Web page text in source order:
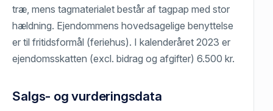
træ, mens tagmaterialet består af tagpap med stor
hældning. Ejendommens hovedsagelige benyttelse
er til fritidsformål (feriehus). I kalenderåret 2023 er
ejendomsskatten (excl. bidrag og afgifter) 6.500 kr.
Salgs- og vurderingsdata